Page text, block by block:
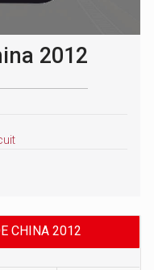
2012
CHINA 2012